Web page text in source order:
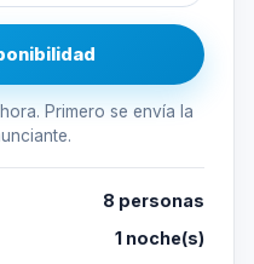
Primero se envía la
8 personas
1 noche(s)